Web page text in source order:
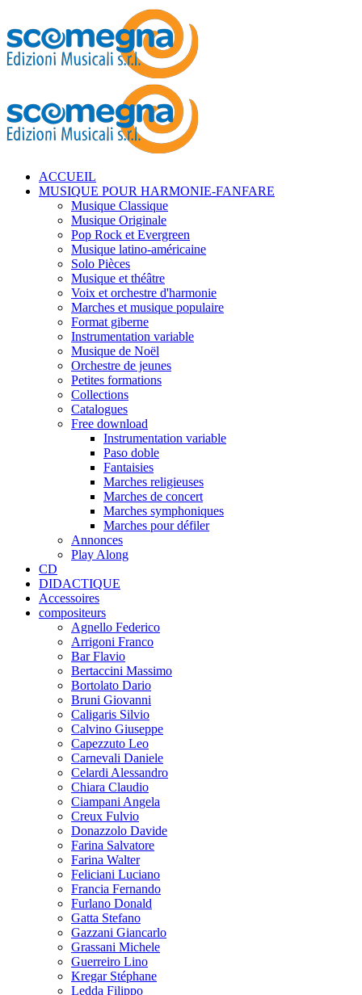
ACCUEIL
MUSIQUE POUR HARMONIE-FANFARE
Musique Classique
Musique Originale
Pop Rock et Evergreen
Musique latino-américaine
Solo Pièces
Musique et théâtre
Voix et orchestre d'harmonie
Marches et musique populaire
Format giberne
Instrumentation variable
Musique de Noël
Orchestre de jeunes
Petites formations
Collections
Catalogues
Free download
Instrumentation variable
Paso doble
Fantaisies
Marches religieuses
Marches de concert
Marches symphoniques
Marches pour défiler
Annonces
Play Along
CD
DIDACTIQUE
Accessoires
compositeurs
Agnello Federico
Arrigoni Franco
Bar Flavio
Bertaccini Massimo
Bortolato Dario
Bruni Giovanni
Caligaris Silvio
Calvino Giuseppe
Capezzuto Leo
Carnevali Daniele
Celardi Alessandro
Chiara Claudio
Ciampani Angela
Creux Fulvio
Donazzolo Davide
Farina Salvatore
Farina Walter
Feliciani Luciano
Francia Fernando
Furlano Donald
Gatta Stefano
Gazzani Giancarlo
Grassani Michele
Guerreiro Lino
Kregar Stéphane
Ledda Filippo